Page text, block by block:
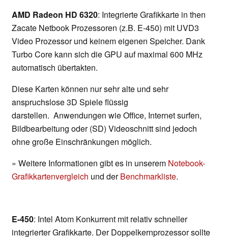
AMD Radeon HD 6320: Integrierte Grafikkarte in then
Zacate Netbook Prozessoren (z.B. E-450) mit UVD3
Video Prozessor und keinem eigenen Speicher. Dank
Turbo Core kann sich die GPU auf maximal 600 MHz
automatisch übertakten.
Diese Karten können nur sehr alte und sehr
anspruchslose 3D Spiele flüssig
darstellen. Anwendungen wie Office, Internet surfen,
Bildbearbeitung oder (SD) Videoschnitt sind jedoch
ohne große Einschränkungen möglich.
» Weitere Informationen gibt es in unserem Notebook-
Grafikkartenvergleich und derBenchmarkliste.
E-450: Intel Atom Konkurrent mit relativ schneller
integrierter Grafikkarte. Der Doppelkernprozessor sollte